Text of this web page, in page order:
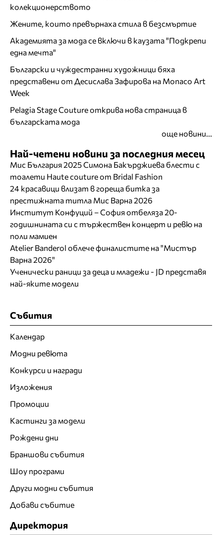
колекционерството
Жените, които превърнаха стила в безсмъртие
Академията за мода се включи в каузата "Подкрепи
една мечта"
Български и чуждестранни художници бяха
представени от Десислава Зафирова на Monaco Art
Week
Pelagia Stage Couture открива нова страница в
българската мода
още новини...
Най-четени новини за последния месец
Мис България 2025 Симона Бакърджиева блести с
тоалети Haute couture от Bridal Fashion
24 красавици влизат в гореща битка за
престижната титла Мис Варна 2026
Институт Конфуций – София отбеляза 20-
годишнината си с тържествен концерт и ревю на
поли мамиен
Atelier Banderol облече финалистите на "Мистър
Варна 2026"
Ученически раници за деца и младежи - JD представя
най-яките модели
Събития
Календар
Модни ревюта
Конкурси и награди
Изложения
Промоции
Кастинги за модели
Рождени дни
Браншови събития
Шоу програми
Други модни събития
Добави събитие
Директория